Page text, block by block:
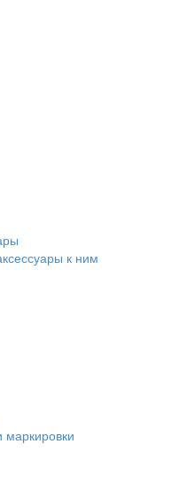
к ним
маркировки